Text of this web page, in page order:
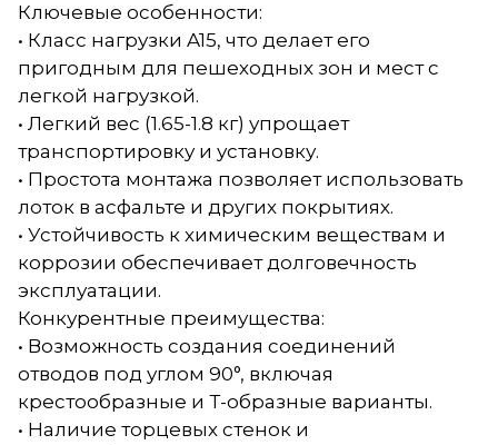
Ключевые особенности:
• Класс нагрузки A15, что делает его
пригодным для пешеходных зон и мест с
легкой нагрузкой.
• Легкий вес (1.65-1.8 кг) упрощает
транспортировку и установку.
• Простота монтажа позволяет использовать
лоток в асфальте и других покрытиях.
• Устойчивость к химическим веществам и
коррозии обеспечивает долговечность
эксплуатации.
Конкурентные преимущества:
• Возможность создания соединений
отводов под углом 90°, включая
крестообразные и Т-образные варианты.
• Наличие торцевых стенок и